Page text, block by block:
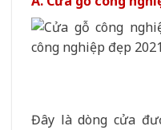
Đây là dòng cửa